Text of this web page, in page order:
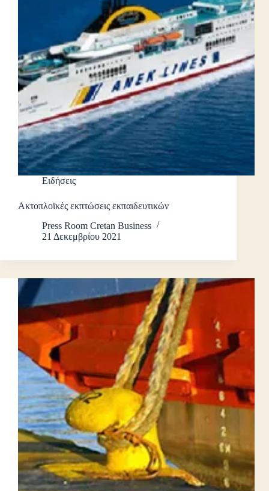
Ειδήσεις
Ακτοπλοϊκές εκπτώσεις εκπαιδευτικών
Press Room Cretan Business
21 Δεκεμβρίου 2021